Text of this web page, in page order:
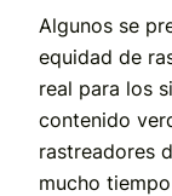
Algunos se
equidad de
real para los
contenido
rastreadores
mucho